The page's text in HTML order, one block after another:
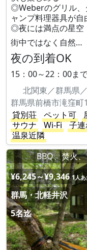
◎Weberのグリル、
ャンプ料理器具が自
◎夜には満点の星空
街中ではなく自然…
夜の到着OK
15：00～22：00ま
北関東／群馬県
群馬県前橋市滝窪町
貸別荘
ペット可
サウナ
Wi-Fi 子
温泉近隣
BBQ、焚火
¥6,245～¥9,346 1人
群馬・北軽井沢
5名迄